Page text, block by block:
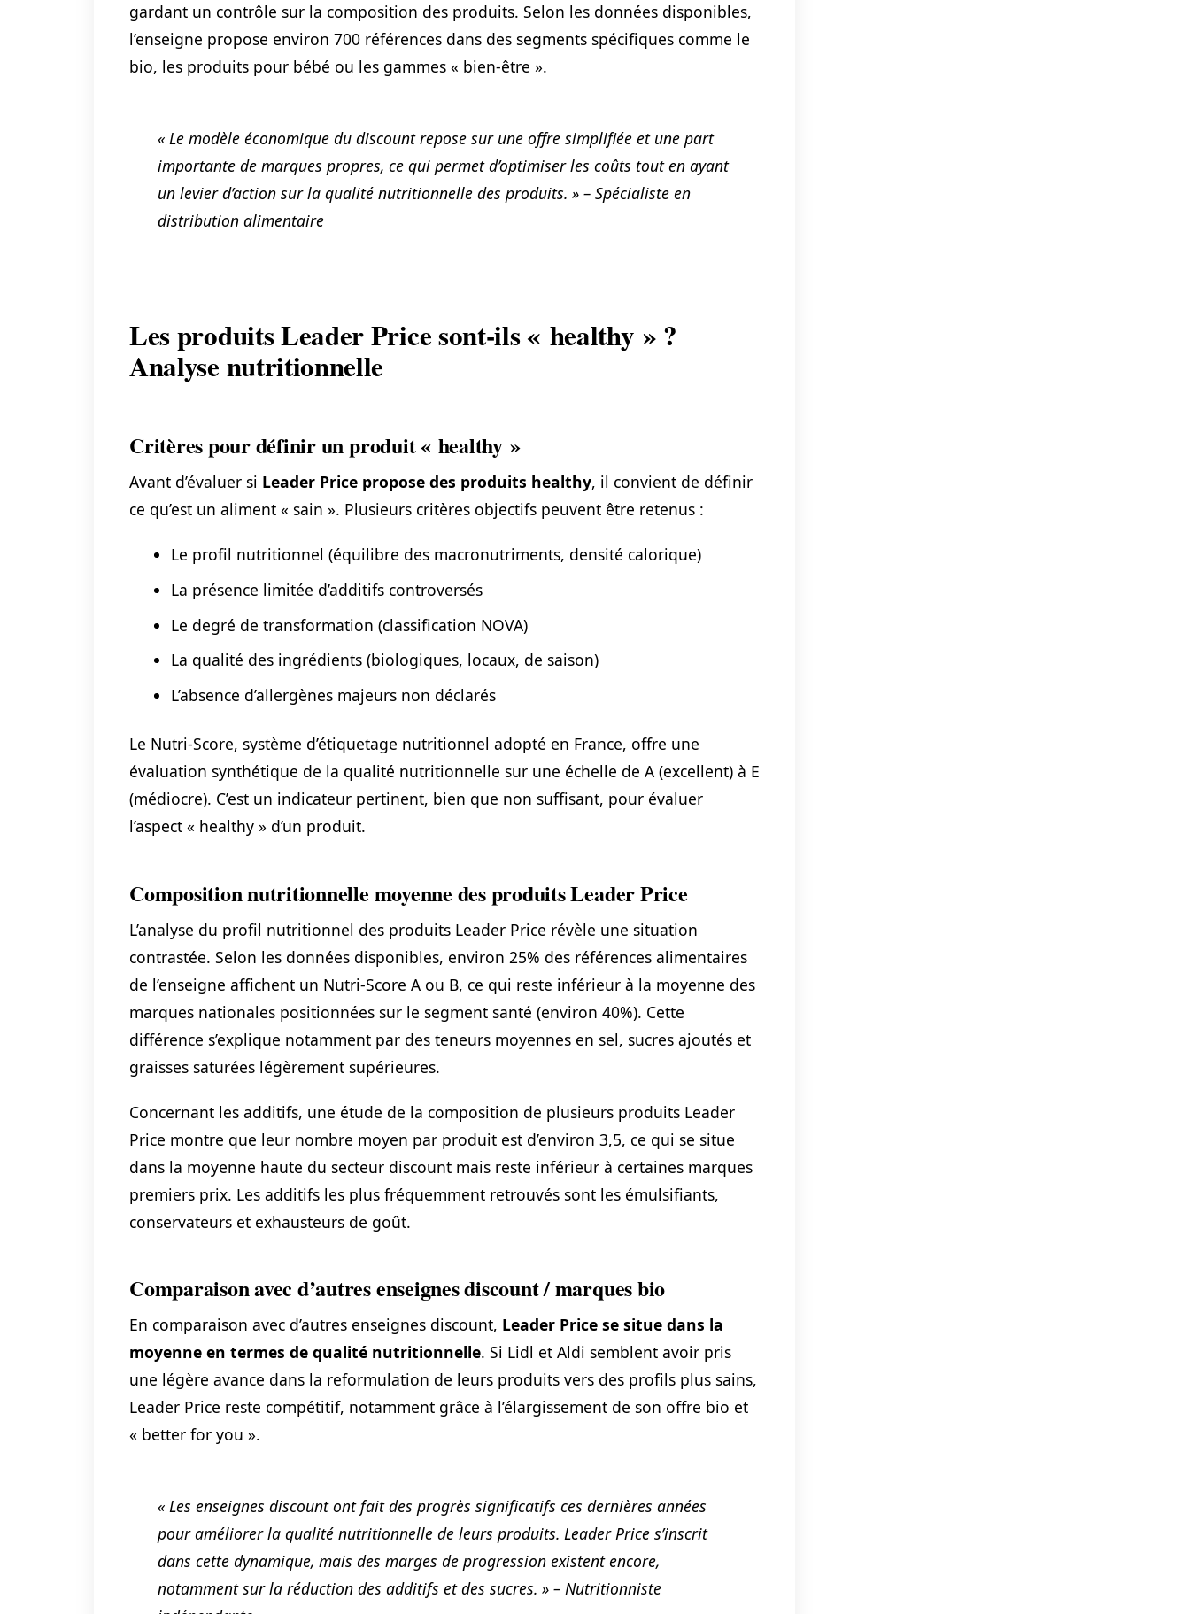
gardant un contrôle sur la composition des produits. Selon les données disponibles,
l’enseigne propose environ 700 références dans des segments spécifiques comme le
bio, les produits pour bébé ou les gammes « bien-être ».
« Le modèle économique du discount repose sur une offre simplifiée et une part
importante de marques propres, ce qui permet d’optimiser les coûts tout en ayant
un levier d’action sur la qualité nutritionnelle des produits. » – Spécialiste en
distribution alimentaire
Les produits Leader Price sont-ils « healthy » ?
Analyse nutritionnelle
Critères pour définir un produit « healthy »
Avant d’évaluer si Leader Price propose des produits healthy, il convient de définir
ce qu’est un aliment « sain ». Plusieurs critères objectifs peuvent être retenus :
Le profil nutritionnel (équilibre des macronutriments, densité calorique)
La présence limitée d’additifs controversés
Le degré de transformation (classification NOVA)
La qualité des ingrédients (biologiques, locaux, de saison)
L’absence d’allergènes majeurs non déclarés
Le Nutri-Score, système d’étiquetage nutritionnel adopté en France, offre une
évaluation synthétique de la qualité nutritionnelle sur une échelle de A (excellent) à E
(médiocre). C’est un indicateur pertinent, bien que non suffisant, pour évaluer
l’aspect « healthy » d’un produit.
Composition nutritionnelle moyenne des produits Leader Price
L’analyse du profil nutritionnel des produits Leader Price révèle une situation
contrastée. Selon les données disponibles, environ 25% des références alimentaires
de l’enseigne affichent un Nutri-Score A ou B, ce qui reste inférieur à la moyenne des
marques nationales positionnées sur le segment santé (environ 40%). Cette
différence s’explique notamment par des teneurs moyennes en sel, sucres ajoutés et
graisses saturées légèrement supérieures.
Concernant les additifs, une étude de la composition de plusieurs produits Leader
Price montre que leur nombre moyen par produit est d’environ 3,5, ce qui se situe
dans la moyenne haute du secteur discount mais reste inférieur à certaines marques
premiers prix. Les additifs les plus fréquemment retrouvés sont les émulsifiants,
conservateurs et exhausteurs de goût.
Comparaison avec d’autres enseignes discount / marques bio
En comparaison avec d’autres enseignes discount, Leader Price se situe dans la
moyenne en termes de qualité nutritionnelle. Si Lidl et Aldi semblent avoir pris
une légère avance dans la reformulation de leurs produits vers des profils plus sains,
Leader Price reste compétitif, notamment grâce à l’élargissement de son offre bio et
« better for you ».
« Les enseignes discount ont fait des progrès significatifs ces dernières années
pour améliorer la qualité nutritionnelle de leurs produits. Leader Price s’inscrit
dans cette dynamique, mais des marges de progression existent encore,
notamment sur la réduction des additifs et des sucres. » – Nutritionniste